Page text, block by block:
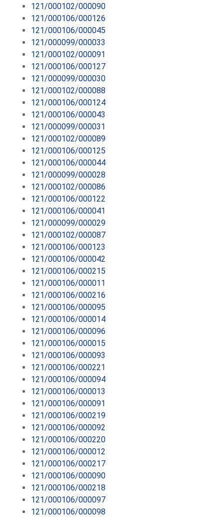
121/000102/000090
121/000106/000126
121/000106/000045
121/000099/000033
121/000102/000091
121/000106/000127
121/000099/000030
121/000102/000088
121/000106/000124
121/000106/000043
121/000099/000031
121/000102/000089
121/000106/000125
121/000106/000044
121/000099/000028
121/000102/000086
121/000106/000122
121/000106/000041
121/000099/000029
121/000102/000087
121/000106/000123
121/000106/000042
121/000106/000215
121/000106/000011
121/000106/000216
121/000106/000095
121/000106/000014
121/000106/000096
121/000106/000015
121/000106/000093
121/000106/000221
121/000106/000094
121/000106/000013
121/000106/000091
121/000106/000219
121/000106/000092
121/000106/000220
121/000106/000012
121/000106/000217
121/000106/000090
121/000106/000218
121/000106/000097
121/000106/000098